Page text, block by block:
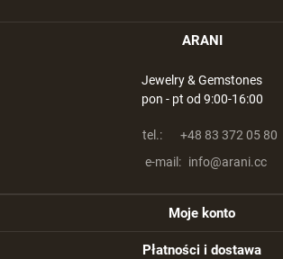
ARANI
Jewelry & Gemstones
pon - pt od 9:00-16:00
tel.:
+48 83 372 05 80
e-mail: info@arani.cc
Moje konto
Płatności i dostawa